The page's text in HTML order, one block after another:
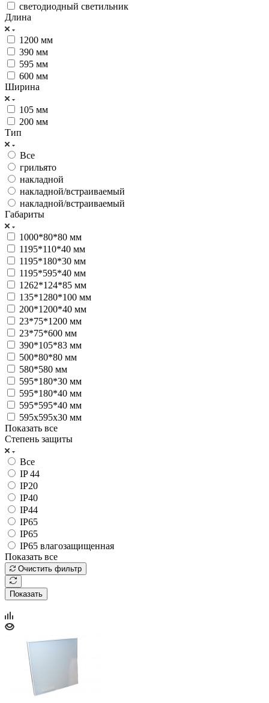
светодиодный светильник
Длина
1200 мм
390 мм
595 мм
600 мм
Ширина
105 мм
200 мм
Тип
Все
грильято
накладной
накладной/встраиваемый
накладной/встраиваемый
Габариты
1000*80*80 мм
1195*110*40 мм
1195*180*30 мм
1195*595*40 мм
1262*124*85 мм
135*1280*100 мм
200*1200*40 мм
23*75*1200 мм
23*75*600 мм
390*105*83 мм
500*80*80 мм
580*580 мм
595*180*30 мм
595*180*40 мм
595*595*40 мм
595x595x30 мм
Показать все
Степень защиты
Все
IP 44
IP20
IP40
IP44
IP65
IP65
IP65 влагозащищенная
Показать все
Очистить фильтр
Показать